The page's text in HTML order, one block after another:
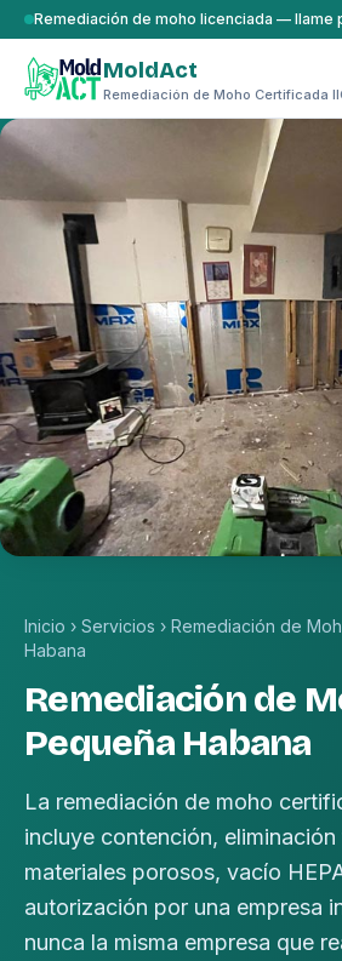
Saltar al contenido
Remediación de moho licenciada — llame
MoldAct
Remediación de Moho Certificada
Inicio › Servicios › Remediación de
Habana
Remediación de
Pequeña Habana
La remediación de moho
incluye contención,
materiales porosos, vacío
autorización por una empresa
nunca la misma empresa que